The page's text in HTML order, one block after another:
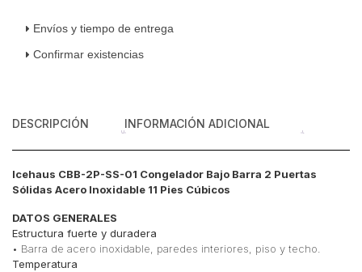
Sólidas
Inoxidable
cantidad
Envíos y tiempo de entrega
Confirmar existencias
DESCRIPCIÓN INFORMACIÓN ADICIONAL
Icehaus CBB-2P-SS-01 Congelador Bajo Barra 2 Puertas
Sólidas Acero Inoxidable 11 Pies Cúbicos
DATOS GENERALES
Estructura fuerte y duradera
• Barra de acero inoxidable, paredes interiores, piso y techo.
Temperatura